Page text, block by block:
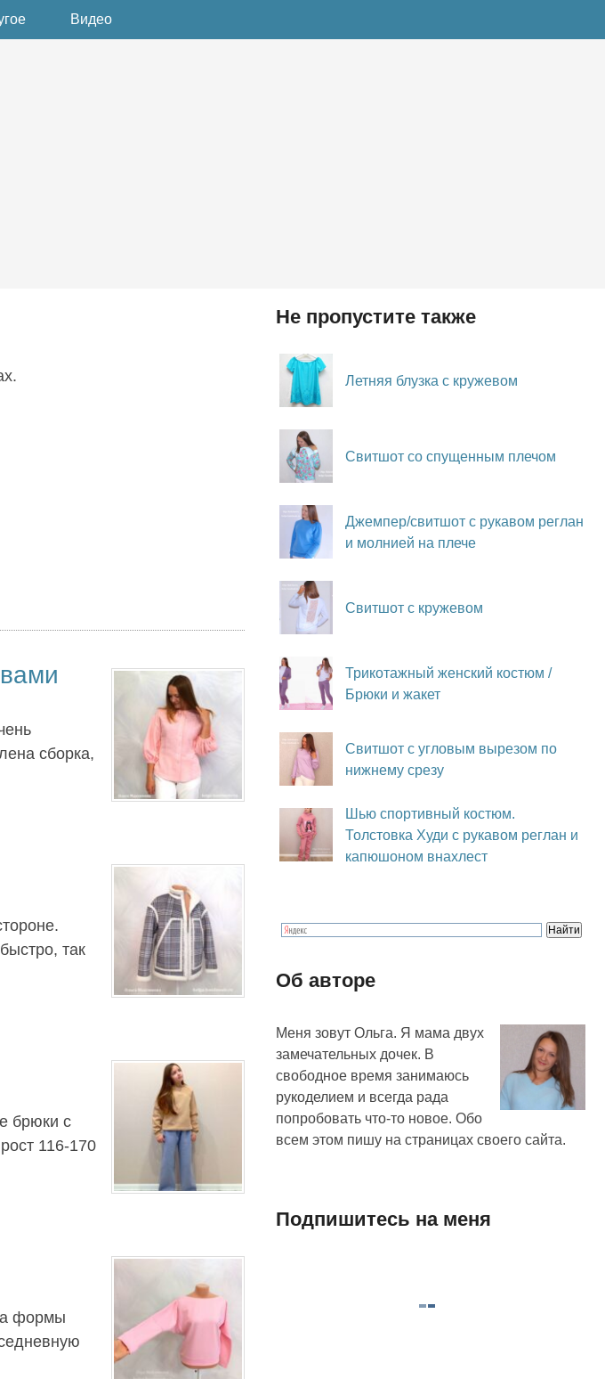
Видео
сборка,
так
брюки с
116-170
формы
Не пропустите также
Летняя блузка с кружевом
Свитшот со спущенным плечом
Джемпер/свитшот с рукавом реглан
и молнией на плече
Свитшот с кружевом
Трикотажный женский костюм /
Брюки и жакет
Свитшот с угловым вырезом по
нижнему срезу
Шью спортивный костюм.
Толстовка Худи с рукавом реглан и
капюшоном внахлест
Об авторе
Меня зовут Ольга. Я мама двух
замечательных дочек. В
свободное время занимаюсь
рукоделием и всегда рада
попробовать что-то новое. Обо
всем этом пишу на страницах своего сайта.
Подпишитесь на меня